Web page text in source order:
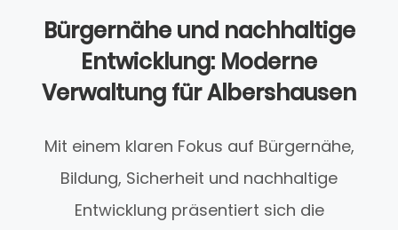
Bürgernähe und nachhaltige
Entwicklung: Moderne
Verwaltung für Albershausen
Mit einem klaren Fokus auf Bürgernähe,
Bildung, Sicherheit und nachhaltige
Entwicklung präsentiert sich die